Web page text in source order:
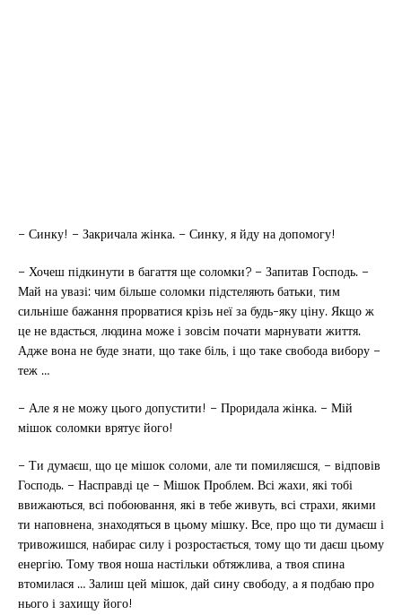
– Синку! – Закричала жінка. – Синку, я йду на допомогу!
– Хочеш підкинути в багаття ще соломки? – Запитав Господь. –
Май на увазі: чим більше соломки підстеляють батьки, тим
сильніше бажання прорватися крізь неї за будь-яку ціну. Якщо ж
це не вдасться, людина може і зовсім почати марнувати життя.
Адже вона не буде знати, що таке біль, і що таке свобода вибору –
теж …
– Але я не можу цього допустити! – Проридала жінка. – Мій
мішок соломки врятує його!
– Ти думаєш, що це мішок соломи, але ти помиляєшся, – відповів
Господь. – Насправді це – Мішок Проблем. Всі жахи, які тобі
ввижаються, всі побоювання, які в тебе живуть, всі страхи, якими
ти наповнена, знаходяться в цьому мішку. Все, про що ти думаєш і
тривожишся, набирає силу і розростається, тому що ти даєш цьому
енергію. Тому твоя ноша настільки обтяжлива, а твоя спина
втомилася … Залиш цей мішок, дай сину свободу, а я подбаю про
нього і захищу його!